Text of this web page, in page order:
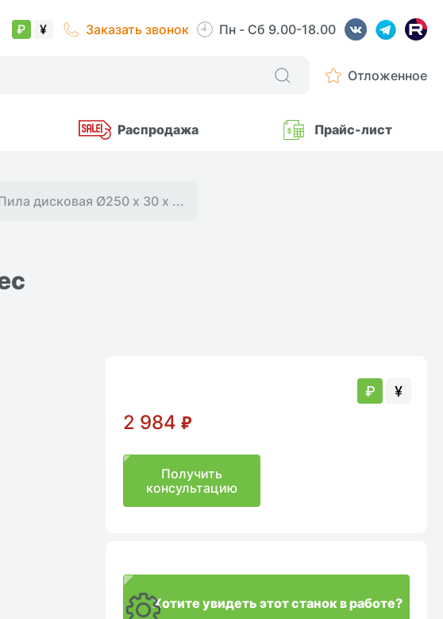
₽ ¥ Заказать звонок Пн - Сб 9.00-18.00
Отложенное
Распродажа Прайс-лист
дисковая Ø250 х 30 х ...
₽ ¥
2 984 ₽
Получить
консультацию
Хотите увидеть этот станок в работе?